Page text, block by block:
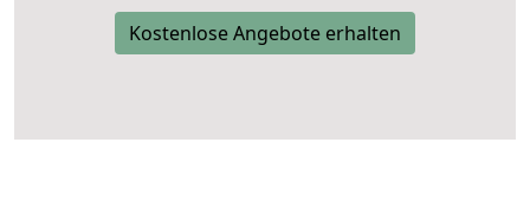
Kostenlose Angebote erhalten